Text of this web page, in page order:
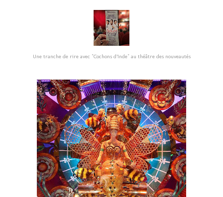
Une tranche de rire avec "Cochons d’Inde" au théâtre des nouveautés